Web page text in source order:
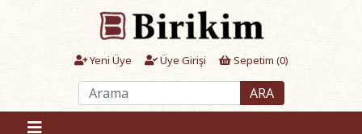
Yeni Üye Üye Girişi Sepetim (0)
ARA